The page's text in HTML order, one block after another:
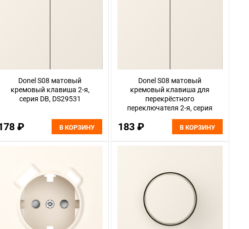
Donel S08 матовый
кремовый клавиша 2-я,
серия DB, DS29531
₽ В КОРЗИНУ
Donel S08 матовый
кремовый клавиша для
перекрёстного
переключателя 2-я, серия
183 ₽ В КОРЗИНУ